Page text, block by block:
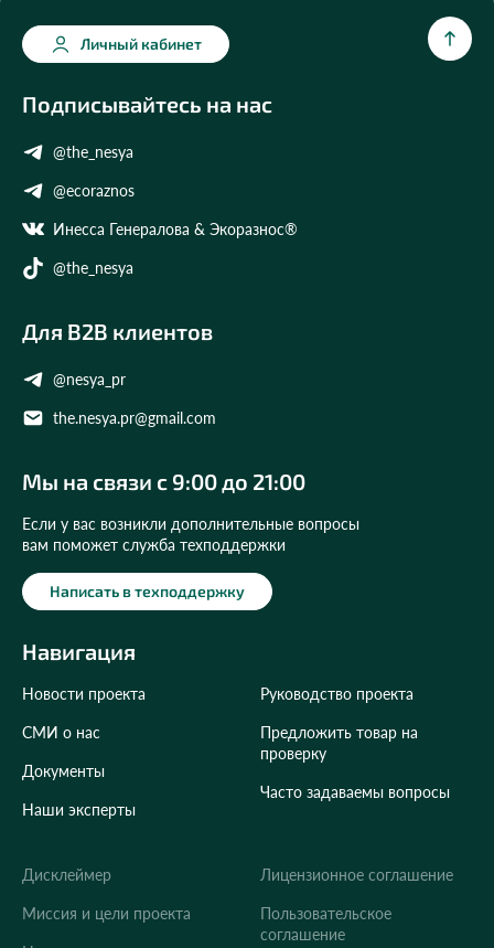
Укажите ваш город
Это важно для корректной работы Экоразноса и
Подписывайтесь на нас
@the_nesya
@ecoraznos
Инесса Генералова & Экоразнос®
@the_nesya
Для B2B клиентов
@nesya_pr
the.nesya.pr@gmail.com
Навигация
Новости проекта
СМИ о нас
Документы
Наши эксперты
Руководство проекта
Предложить товар на
проверку
Часто задаваемы вопросы
Личный кабинет
Мы на связи с 9:00 до 21:00
Если у вас возникли дополнительные вопросы
вам поможет служба техподдержки
Написать в техподдержку
Дисклеймер
Миссия и цели проекта
Лицензионное соглашение
Пользовательское
соглашение